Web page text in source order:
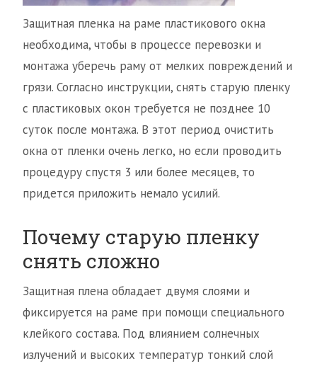
Защитная пленка на раме пластикового окна
необходима, чтобы в процессе перевозки и
монтажа уберечь раму от мелких повреждений и
грязи. Согласно инструкции, снять старую пленку
с пластиковых окон требуется не позднее 10
суток после монтажа. В этот период очистить
окна от пленки очень легко, но если проводить
процедуру спустя 3 или более месяцев, то
придется приложить немало усилий.
Почему старую пленку
снять сложно
Защитная плена обладает двумя слоями и
фиксируется на раме при помощи специального
клейкого состава. Под влиянием солнечных
излучений и высоких температур тонкий слой